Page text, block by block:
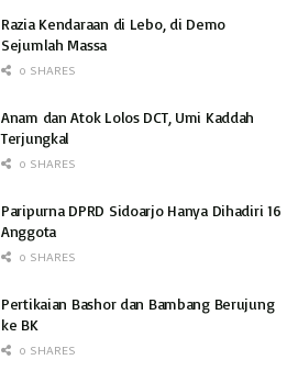
Razia Kendaraan di Lebo, di Demo
Sejumlah Massa
0 SHARES
Anam dan Atok Lolos DCT, Umi Kaddah
Terjungkal
0 SHARES
Paripurna DPRD Sidoarjo Hanya Dihadiri 16
Anggota
0 SHARES
Pertikaian Bashor dan Bambang Berujung
ke BK
0 SHARES